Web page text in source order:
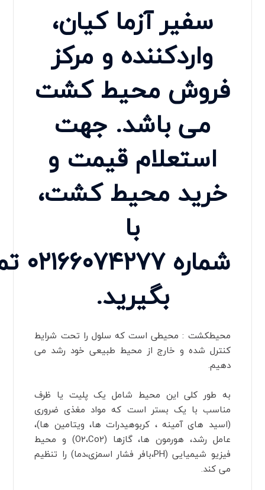
سفیر آزما کیان،‌
واردکننده و مرکز
فروش محیط کشت
می باشد. جهت
استعلام قیمت و
خرید محیط کشت،
با
شماره۰۲۱۶۶۰۷۴۲۷۷
بگیرید.
محیطکشت : محیطی است که سلول را تحت شرایط
کنترل شده و خارج از محیط طبیعی خود رشد می
دهیم.
به طور کلی این محیط شامل یک پلیت یا ظرف
مناسب با یک بستر است که مواد مغذی ضروری
(اسید های آمینه ، کربوهیدرات ها، ویتامین ها)،
عامل رشد، هورمون ها، گازها (O2،Co2) و محیط
فیزیو شیمیایی (PH،بافر فشار اسمزی،دما) را تنظیم
می کند.